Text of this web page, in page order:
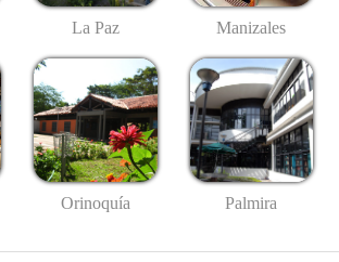
La Paz Manizales
Orinoquía Palmira